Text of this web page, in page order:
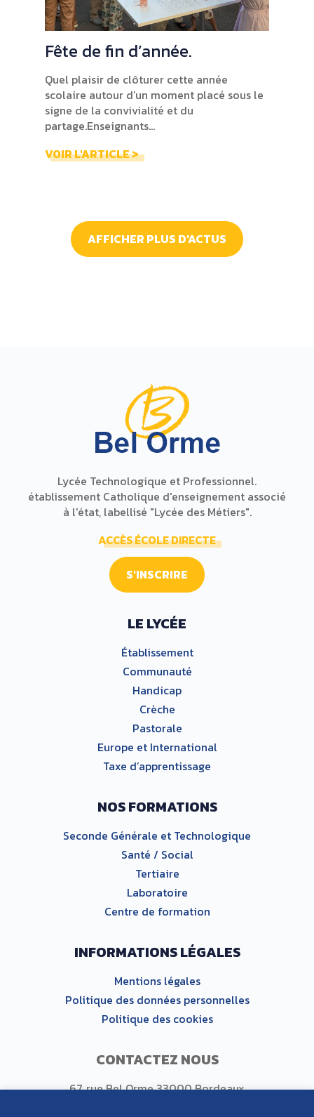
Fête de fin d’année.
Quel plaisir de clôturer cette année
scolaire autour d’un moment placé sous le
signe de la convivialité et du
partage.Enseignants...
VOIR L'ARTICLE >
AFFICHER PLUS D'ACTUS
Lycée Technologique et Professionnel.
établissement Catholique d'enseignement associé
à l'état, labellisé "Lycée des Métiers".
ACCÈS ÉCOLE DIRECTE
S'INSCRIRE
LE LYCÉE
Établissement
Communauté
Handicap
Crèche
Pastorale
Europe et International
Taxe d’apprentissage
NOS FORMATIONS
Seconde Générale et Technologique
Santé / Social
Tertiaire
Laboratoire
Centre de formation
INFORMATIONS LÉGALES
Mentions légales
Politique des données personnelles
Politique des cookies
CONTACTEZ NOUS
67, rue Bel Orme 33000 Bordeaux